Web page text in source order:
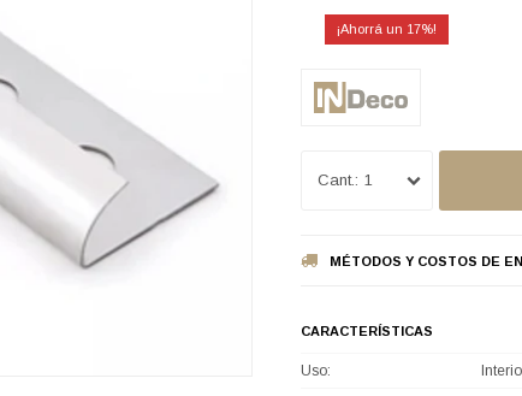
17
1
MÉTODOS Y COSTOS DE
CARACTERÍSTICAS
Uso